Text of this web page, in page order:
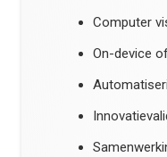
Computer
On-device